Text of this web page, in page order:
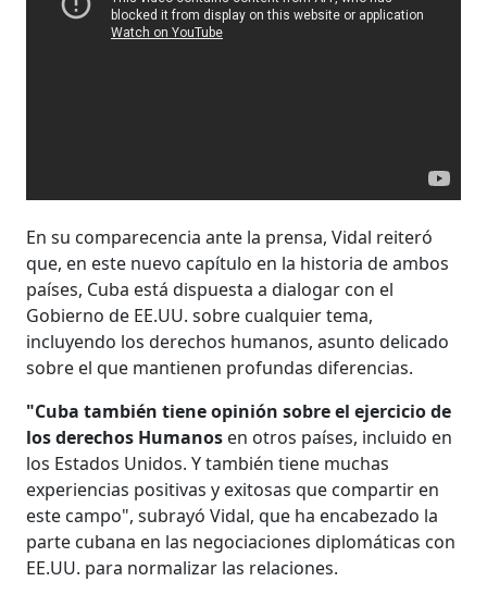
En su comparecencia ante la prensa, Vidal reiteró
que, en este nuevo capítulo en la historia de ambos
países, Cuba está dispuesta a dialogar con el
Gobierno de EE.UU. sobre cualquier tema,
incluyendo los derechos humanos, asunto delicado
sobre el que mantienen profundas diferencias.
"Cuba también tiene opinión sobre el ejercicio de
los derechos Humanos en otros países, incluido en
los Estados Unidos. Y también tiene muchas
experiencias positivas y exitosas que compartir en
este campo", subrayó Vidal, que ha encabezado la
parte cubana en las negociaciones diplomáticas con
EE.UU. para normalizar las relaciones.